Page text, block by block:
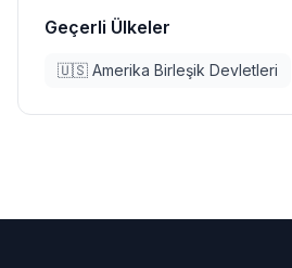
Geçerli Ülkeler
🇺🇸 Amerika Birleşik Devletleri